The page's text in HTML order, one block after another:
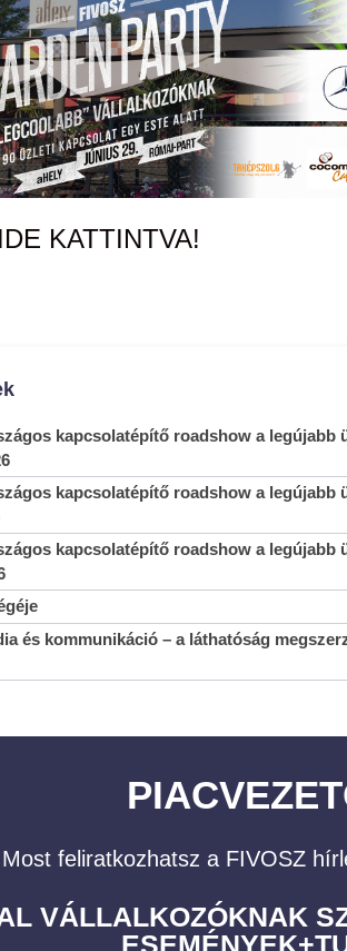
KATTINTVA!
kapcsolatépítő roadshow a legújabb
kapcsolatépítő roadshow a legújabb
kapcsolatépítő roadshow a legújabb
és kommunikáció – a láthatóság
Most feliratkozhatsz a FIVOSZ
VÁLLALKOZÓKNAK